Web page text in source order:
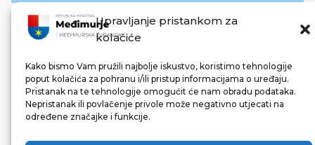
Upravljanje pristankom za
kolačiće
Kako bismo Vam pružili najbolje iskustvo, koristimo tehnologije
poput kolačića za pohranu i/ili pristup informacijama o uređaju.
Pristanak na te tehnologije omogućit će nam obradu podataka.
Nepristanak ili povlačenje privole može negativno utjecati na
određene značajke i funkcije.
REPUBLIKA HRVATSKA